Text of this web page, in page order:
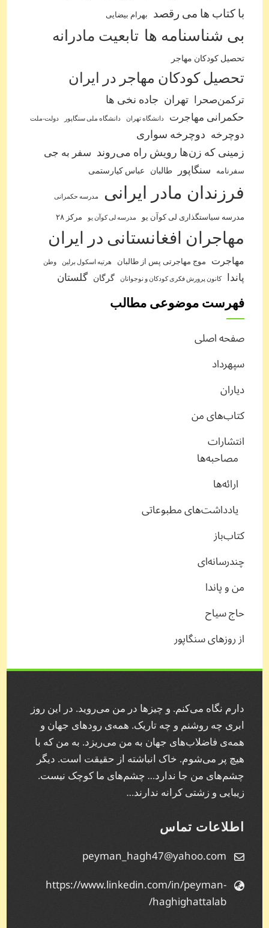
با کتاب ها می رقصد بهرام بیضایی
بی شناسنامه ها تابعیت مادرانه
تحصیل کودکان مهاجر
تحصیل کودکان مهاجر در ایران
ترکمن‌صحرا تهران
جاده نخی ها
حکمرانی مهاجرت
دانشگاه تهران دانشگاه ملی سنگاپور دولت-ملت
دوچرخه
دوچرخه سواری
زمینی که زن‌ها رویش راه می‌روند
سفر به جی
سفرنامه سنگاپور طالبان عباس کیارستمی
فرزندان مادر ایرانی مدرسه حکمرانی
مدرسه سیاستگذاری لی کوآن یو مدرسه لی کوآن یو مرکز ۲۸
مهاجران افغانستانی در ایران
مهاجرت موج مهاجرتی پس از طالبان هرتیه اسکول برلین وطن
پاندا کانون پرورش فکری کودکان و نوجوانان گرگان گلستان
فهرست موضوعی مطالب
صفحه اصلی
سپهرداد
دیاران
کتاب‌های من
انتشارات
مصاحبه‌ها
ارائه‌ها
یادداشت‌های مطبوعاتی
کتاب‌باز
چندرسانه‌ای
من و پاندا
حاج سیاح
از روزهای سنگاپور
دارم نگاه می‌کنم. و چیز‌ها در من می‌روید. در این روز
ابری چه روشنم و چه تاریک. همه‌ی رودهای جهان و
همه‌ی فاضلاب‌های جهان به من می‌ریزد. به من که با
هیچ پر می‌شوم. خاک انباشته از حقیقت است. دیگر
چشم‌های من جا ندارد… چشم‌های ما کوچک نیست.
زیبایی و زشتی کرانه ندارند…
اطلاعات تماس
peyman_hagh47@yahoo.com
https://www.linkedin.com/in/peyman-
haghighattalab/